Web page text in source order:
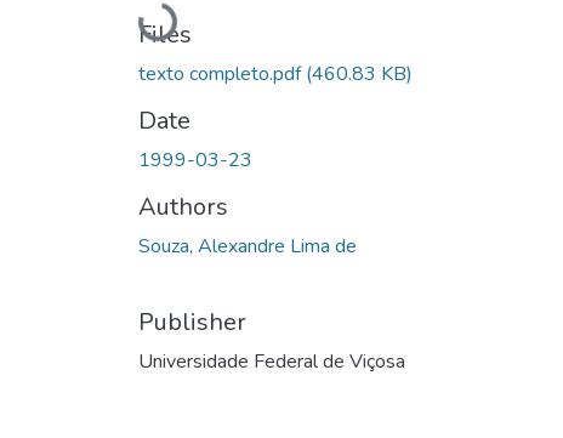
Loading...
Files
texto completo.pdf(460.83 KB)
Date
1999-03-23
Authors
Souza, Alexandre Lima de
Publisher
Universidade Federal de Viçosa